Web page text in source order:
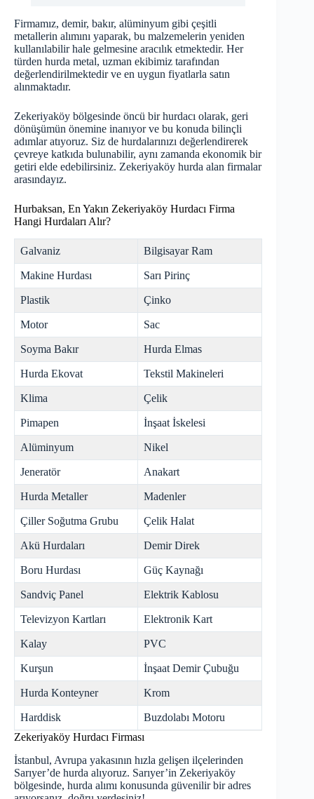
Firmamız, demir, bakır, alüminyum gibi çeşitli
metallerin alımını yaparak, bu malzemelerin yeniden
kullanılabilir hale gelmesine aracılık etmektedir. Her
türden hurda metal, uzman ekibimiz tarafından
değerlendirilmektedir ve en uygun fiyatlarla satın
alınmaktadır.
Zekeriyaköy bölgesinde öncü bir hurdacı olarak, geri
dönüşümün önemine inanıyor ve bu konuda bilinçli
adımlar atıyoruz. Siz de hurdalarınızı değerlendirerek
çevreye katkıda bulunabilir, aynı zamanda ekonomik bir
getiri elde edebilirsiniz. Zekeriyaköy hurda alan firmalar
arasındayız.
Hurbaksan, En Yakın Zekeriyaköy Hurdacı Firma
Hangi Hurdaları Alır?
Galvaniz Bilgisayar Ram
Makine Hurdası Sarı Pirinç
Plastik Çinko
Motor Sac
Soyma Bakır Hurda Elmas
Hurda Ekovat Tekstil Makineleri
Klima Çelik
Pimapen İnşaat İskelesi
Alüminyum Nikel
Jeneratör Anakart
Hurda Metaller Madenler
Çiller Soğutma Grubu Çelik Halat
Akü Hurdaları Demir Direk
Boru Hurdası Güç Kaynağı
Sandviç Panel Elektrik Kablosu
Televizyon Kartları Elektronik Kart
Kalay PVC
Kurşun İnşaat Demir Çubuğu
Hurda Konteyner Krom
Harddisk
Buzdolabı Motoru
Zekeriyaköy Hurdacı Firması
İstanbul, Avrupa yakasının hızla gelişen ilçelerinden
Sarıyer’de hurda alıyoruz. Sarıyer’in Zekeriyaköy
bölgesinde, hurda alımı konusunda güvenilir bir adres